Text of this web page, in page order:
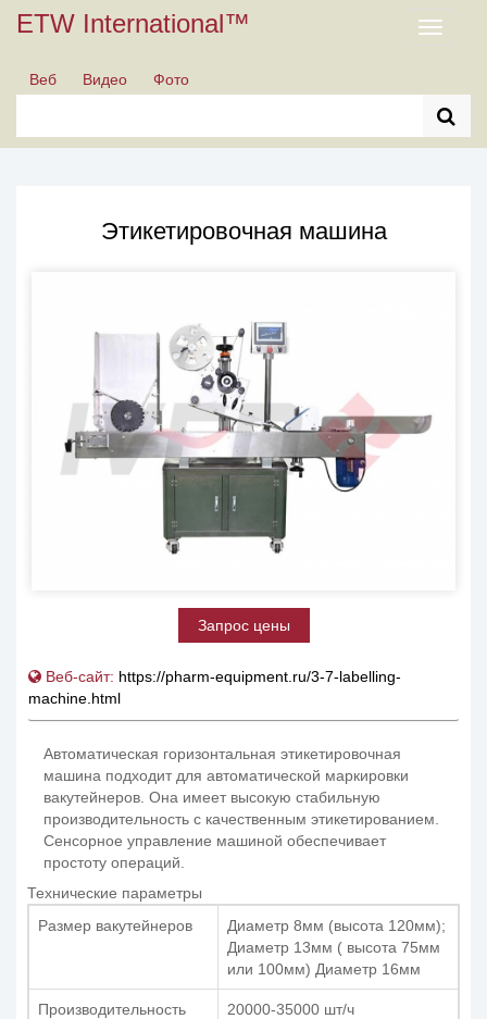
ETW International™
Toggle
Веб
Видео Фото
Этикетировочная машина
Запрос цены
Веб-сайт: https://pharm-equipment.ru/3-7-labelling-
machine.html
Автоматическая горизонтальная этикетировочная
машина подходит для автоматической маркировки
вакутейнеров. Она имеет высокую стабильную
производительность с качественным этикетированием.
Сенсорное управление машиной обеспечивает
простоту операций.
Технические параметры
Размер вакутейнеров
Диаметр 8мм (высота 120мм);
Диаметр 13мм ( высота 75мм
или 100мм) Диаметр 16мм
Производительность 20000-35000 шт/ч